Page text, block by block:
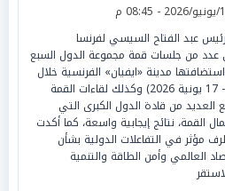
عبد الفتاح السيسي لفرنسا
من جلسات قمة مجموعة الدول السبع
مدينة «ايفيان» الفرنسية خلال
الفترة من (15- 17 يونية 2026) وكذلك لقاءات القمة
العديد من قادة الدول الكبرى التي
القمة، نتائج إيجابية واسعة، كما أكدت
مؤثر في التفاعلات الدولية بشأن
العالمي وأمن الطاقة والتنمية